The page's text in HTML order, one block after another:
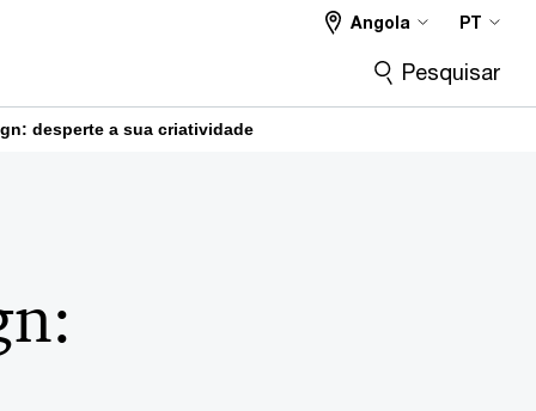
Angola PT
Pesquisar
desperte a sua criatividade